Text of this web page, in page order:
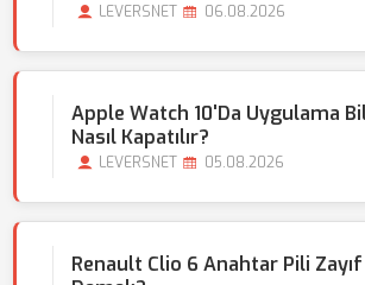
LEVERSNET 06.08.2026
Apple Watch 10'da Uygulama
Nasıl Kapatılır?
LEVERSNET 05.08.2026
Renault Clio 6 Anahtar Pili Zayıf